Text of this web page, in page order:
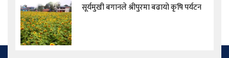
सूर्यमुखी बगानले श्रीपुरमा बढायो कृषि पर्यटन